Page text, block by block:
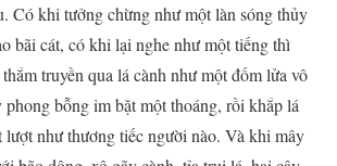
Có khi tưởng chừng như một làn sóng thủy
bãi cát, có khi lại nghe như một tiếng thì
truyền qua lá cành như một đốm lửa vô
bỗng im bặt một thoáng, rồi khắp lá
lượt như thương tiếc người nào. Và khi mây